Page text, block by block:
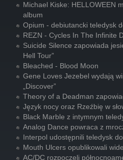
Michael Kiske: HELLOWEEN
album
Opium - debiutancki teledysk
REZN - Cycles In The Infinite
Suicide Silence zapowiada
Hell Tour”
Bleached - Blood Moon
Gene Loves Jezebel wydają
„Discover”
Theory of a Deadman
Język nocy oraz Rzeźbię w
Black Marble z intymnym
Analog Dance powraca z
Interpol udostępnili teledysk do
Mouth Ulcers opublikowali
AC/DC rozpoczęli